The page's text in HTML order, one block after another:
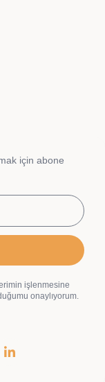
için abone
işlenmesine
onaylıyorum.